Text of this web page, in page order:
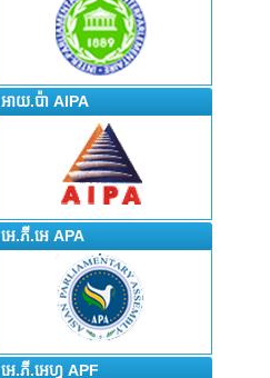
អាយ.ប៉ា AIPA
អេ.ភី.អេ APA
អេ.ភី.អេហ្វ APF